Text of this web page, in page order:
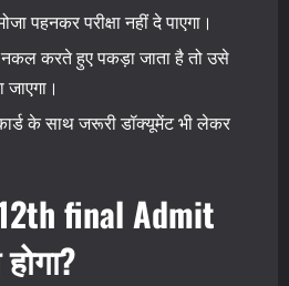
पहनकर परीक्षा नहीं दे पाएगा।
नकल करते हुए पकड़ा जाता है तो उसे
जाएगा।
के साथ जरूरी डॉक्यूमेंट भी लेकर
final Admit